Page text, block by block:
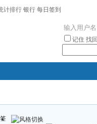
计排行 银行 每日签到
记住 找